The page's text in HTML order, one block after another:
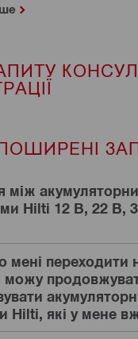
ПОШИРЕНІ
між
Hilti 12 В, 22 В,
мені переходити
можу
Hilti, які у мене